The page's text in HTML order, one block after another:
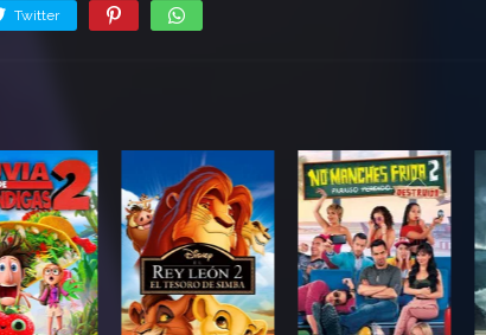
Twitter